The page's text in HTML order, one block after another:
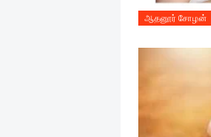
ஆதனூர் சோழன்